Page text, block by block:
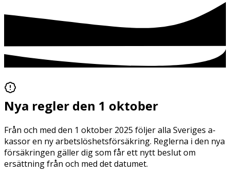
Nya regler den 1 oktober
Från och med den 1 oktober 2025 följer alla Sveriges a-
kassor en ny arbetslöshetsförsäkring. Reglerna i den nya
försäkringen gäller dig som får ett nytt beslut om
ersättning från och med det datumet.